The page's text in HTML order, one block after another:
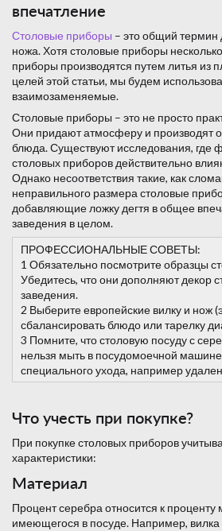
впечатление
Столовые приборы – это общий термин
ножа. Хотя столовые приборы
приборы производятся путем литья из
целей этой статьи, мы будем
взаимозаменяемые.
Столовые приборы – это не просто
Они придают атмосферу и производят
блюда. Существуют исследования, где
столовых приборов действительно
Однако несоответствия такие, как
неправильного размера столовые
добавляющие ложку дегтя в общее
заведения в целом.
ПРОФЕССИОНАЛЬНЫЕ СОВЕТЫ:
1 Обязательно посмотрите образцы
Убедитесь, что они дополняют декор
заведения.
2 Выберите европейские вилку и нож
сбалансировать блюдо или тарелку
3 Помните, что столовую посуду с
нельзя мыть в посудомоечной машине
специального ухода, например
Что учесть при покупке?
При покупке столовых приборов
характеристики:
Материал
Процент серебра относится к проценту
имеющегося в посуде. Например,